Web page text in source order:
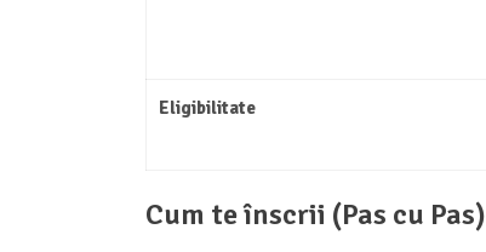
Eligibilitate
Cum te înscrii (Pas cu Pas)